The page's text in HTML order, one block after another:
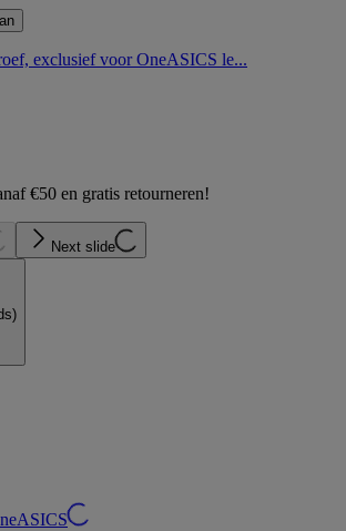
exclusief voor OneASICS le...
€50 en gratis retourneren!
Next slide